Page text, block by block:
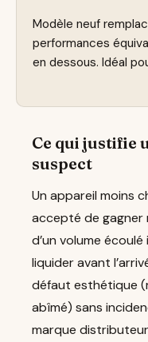
Modèle neuf
performances
en dessous. Idéal
Ce qui justifie
suspect
Un appareil moins
accepté de gagner
d’un volume
liquider avant
défaut esthétique
abîmé) sans
marque